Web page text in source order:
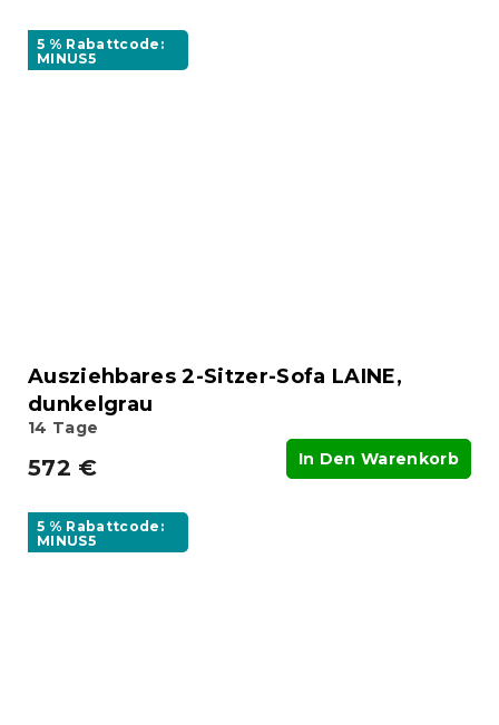
5 % Rabattcode:
MINUS5
Ausziehbares 2-Sitzer-Sofa LAINE,
dunkelgrau
14 Tage
572 € In Den Warenkorb
5 % Rabattcode:
MINUS5